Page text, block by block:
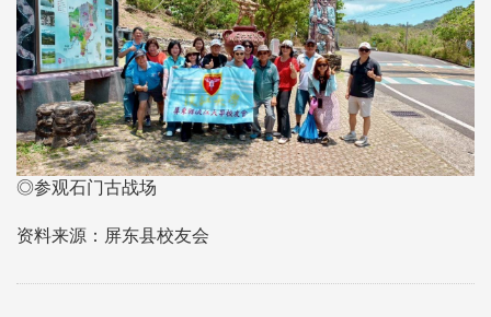
◎参观石门古战场
资料来源：屏东县校友会